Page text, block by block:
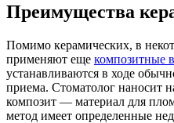
Преимущества
Помимо керамических, в
применяют еще композитные
устанавливаются в ходе
приема. Стоматолог наносит
композит — материал для
метод имеет определенные